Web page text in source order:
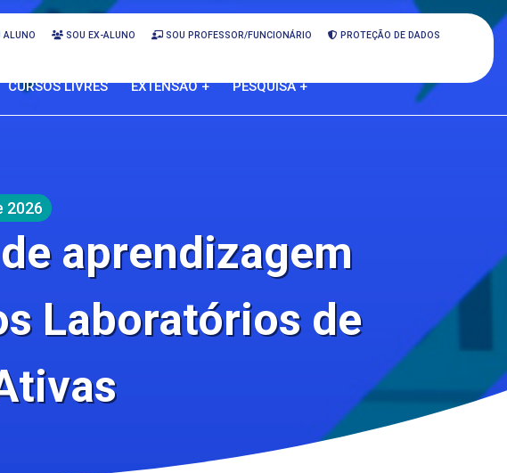
ALUNO SOU EX-ALUNO SOU PROFESSOR/FUNCIONÁRIO PROTEÇÃO DE DADOS
CURSOS LIVRES EXTENSÃO + PESQUISA +
2026
aprendizagem
Laboratórios de